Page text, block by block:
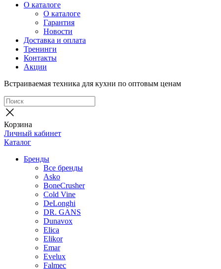
О каталоге
О каталоге
Гарантия
Новости
Доставка и оплата
Тренинги
Контакты
Акции
Встраиваемая техника для кухни по оптовым ценам
Корзина
Личный кабинет
Каталог
Бренды
Все бренды
Asko
BoneCrusher
Cold Vine
DeLonghi
DR. GANS
Dunavox
Elica
Elikor
Emar
Evelux
Falmec